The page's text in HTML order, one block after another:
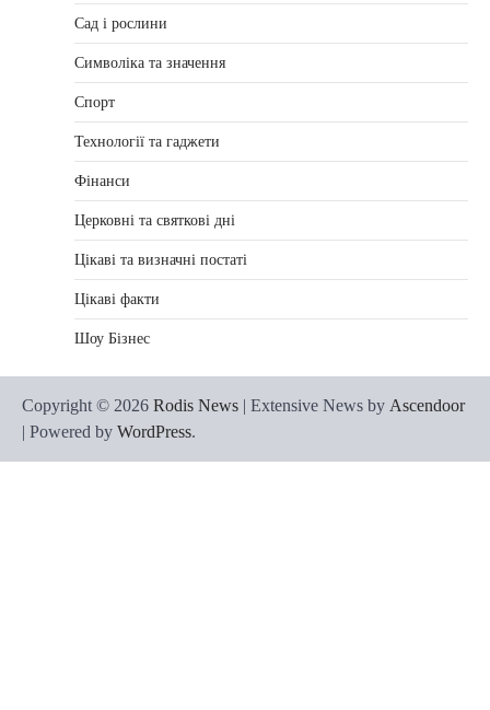
Сад і рослини
Символіка та значення
Спорт
Технології та гаджети
Фінанси
Церковні та святкові дні
Цікаві та визначні постаті
Цікаві факти
Шоу Бізнес
Copyright © 2026 Rodis News | Extensive News by Ascendoor
| Powered by WordPress.